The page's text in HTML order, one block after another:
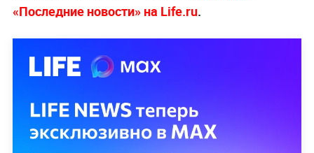
«Последние новости» на Life.ru.